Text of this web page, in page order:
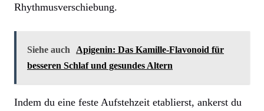
Rhythmusverschiebung.
Siehe auch
Apigenin: Das Kamille-Flavonoid für
besseren Schlaf und gesundes Altern
Indem du eine feste Aufstehzeit etablierst, ankerst du